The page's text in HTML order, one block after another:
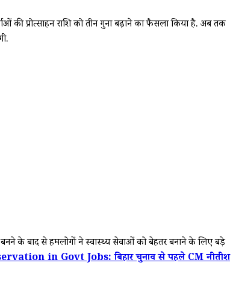
की प्रोत्साहन राशि को तीन गुना बढ़ाने का फैसला किया है. अब तक
के बाद से हमलोगों ने स्वास्थ्य सेवाओं को बेहतर बनाने के लिए बड़े
in Govt Jobs: बिहार चुनाव से पहले CM नीतीश